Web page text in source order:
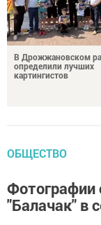
В Дрожжановском
определили лучших
картингистов
ОБЩЕСТВО
Фотографии
"Балачак" в